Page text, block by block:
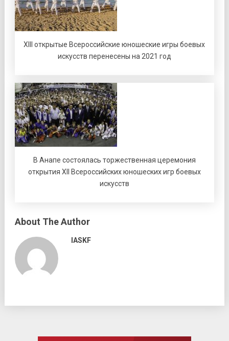
XIII открытые Всероссийские юношеские игры боевых
искусств перенесены на 2021 год
В Анапе состоялась торжественная церемония
открытия XII Всероссийских юношеских игр боевых
искусств
About The Author
IASKF